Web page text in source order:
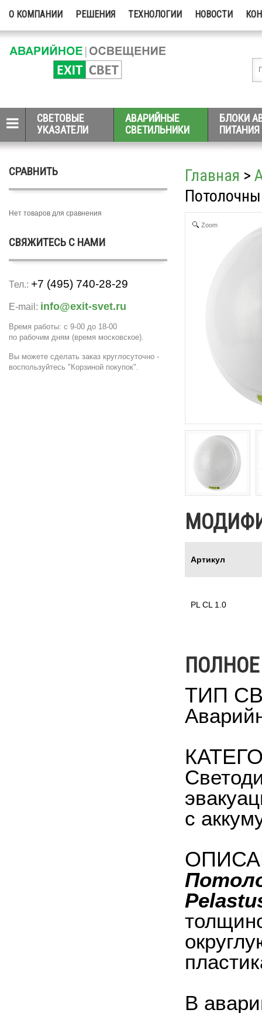
О КОМПАНИИ РЕШЕНИЯ ТЕХНОЛОГИИ НОВОСТИ
СВЕТОВЫЕ
УКАЗАТЕЛИ
АВАРИЙНЫЕ
СВЕТИЛЬНИКИ
БЛОКИ
ПИТАНИЯ
СРАВНИТЬ
Нет товаров для сравнения
СВЯЖИТЕСЬ С НАМИ
Тел.: +7 (495) 740-28-29
E-mail: info@exit-svet.ru
Время работы: с 9-00 до 18-00
по рабочим дням (время московское).
Вы можете сделать заказ круглосуточно -
воспользуйтесь "Корзиной покупок".
Главная >
Zoom
Артикул
PL CL 1.0
ТИП
с
В